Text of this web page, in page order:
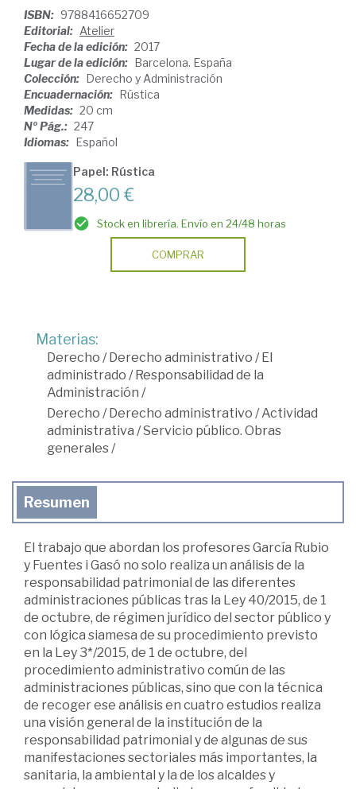
ISBN: 9788416652709
Editorial: Atelier
Fecha de la edición: 2017
Lugar de la edición: Barcelona. España
Colección: Derecho y Administración
Encuadernación: Rústica
Medidas: 20 cm
Nº Pág.: 247
Idiomas: Español
Papel: Rústica
28,00 €
Stock en librería. Envío en 24/48 horas
COMPRAR
Materias:
Derecho /Derecho administrativo /El
administrado /Responsabilidad de la
Administración /
Derecho /Derecho administrativo /Actividad
administrativa /Servicio público. Obras
generales /
Resumen
El trabajo que abordan los profesores García Rubio
y Fuentes i Gasó no solo realiza un análisis de la
responsabilidad patrimonial de las diferentes
administraciones públicas tras la Ley 40/2015, de 1
de octubre, de régimen jurídico del sector público y
con lógica siamesa de su procedimiento previsto
en la Ley 3*/2015, de 1 de octubre, del
procedimiento administrativo común de las
administraciones públicas, sino que con la técnica
de recoger ese análisis en cuatro estudios realiza
una visión general de la institución de la
responsabilidad patrimonial y de algunas de sus
manifestaciones sectoriales más importantes, la
sanitaria, la ambiental y la de los alcaldes y